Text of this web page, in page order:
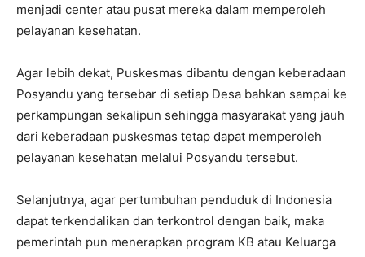
menjadi center atau pusat mereka dalam memperoleh
pelayanan kesehatan.
Agar lebih dekat, Puskesmas dibantu dengan keberadaan
Posyandu yang tersebar di setiap Desa bahkan sampai ke
perkampungan sekalipun sehingga masyarakat yang jauh
dari keberadaan puskesmas tetap dapat memperoleh
pelayanan kesehatan melalui Posyandu tersebut.
Selanjutnya, agar pertumbuhan penduduk di Indonesia
dapat terkendalikan dan terkontrol dengan baik, maka
pemerintah pun menerapkan program KB atau Keluarga